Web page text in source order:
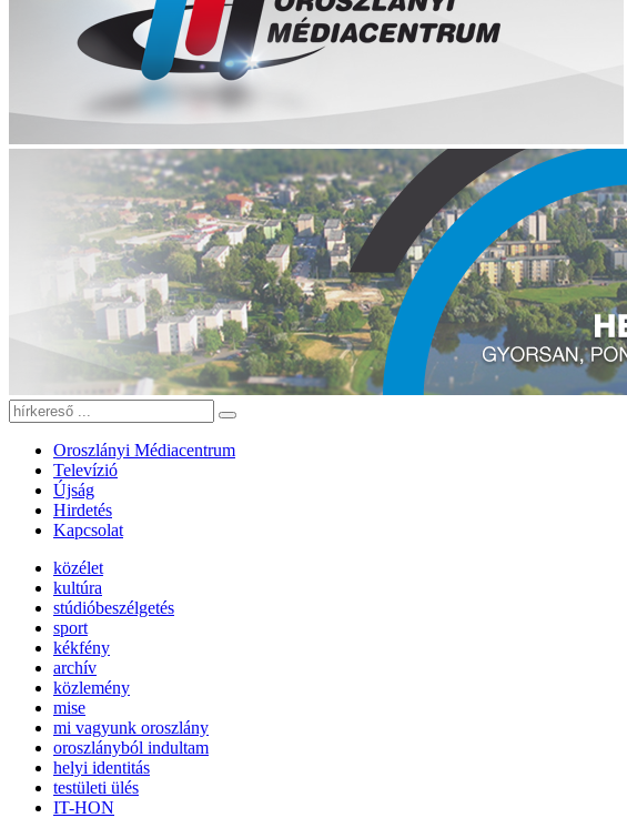
Oroszlányi Médiacentrum
Televízió
Újság
Hirdetés
Kapcsolat
közélet
kultúra
stúdióbeszélgetés
sport
kékfény
archív
közlemény
mise
mi vagyunk oroszlány
oroszlányból indultam
helyi identitás
testületi ülés
IT-HON